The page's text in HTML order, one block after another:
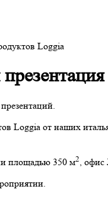
Loggia
Loggia от наших
площадью 350 м2,